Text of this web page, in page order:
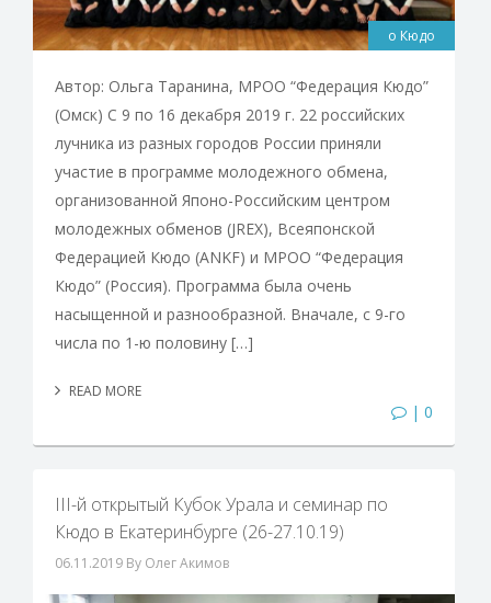
о Кюдо
Автор: Ольга Таранина, МРОО “Федерация Кюдо”
(Омск) С 9 по 16 декабря 2019 г. 22 российских
лучника из разных городов России приняли
участие в программе молодежного обмена,
организованной Японо-Российским центром
молодежных обменов (JREX), Всеяпонской
Федерацией Кюдо (ANKF) и МРОО “Федерация
Кюдо” (Россия). Программа была очень
насыщенной и разнообразной. Вначале, с 9-го
числа по 1-ю половину […]
READ MORE
| 0
III-й открытый Кубок Урала и семинар по
Кюдо в Екатеринбурге (26-27.10.19)
06.11.2019 By Олег Акимов